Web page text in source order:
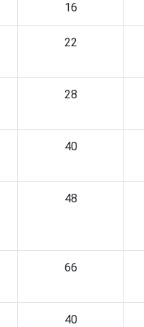
16
22
28
40
48
66
40